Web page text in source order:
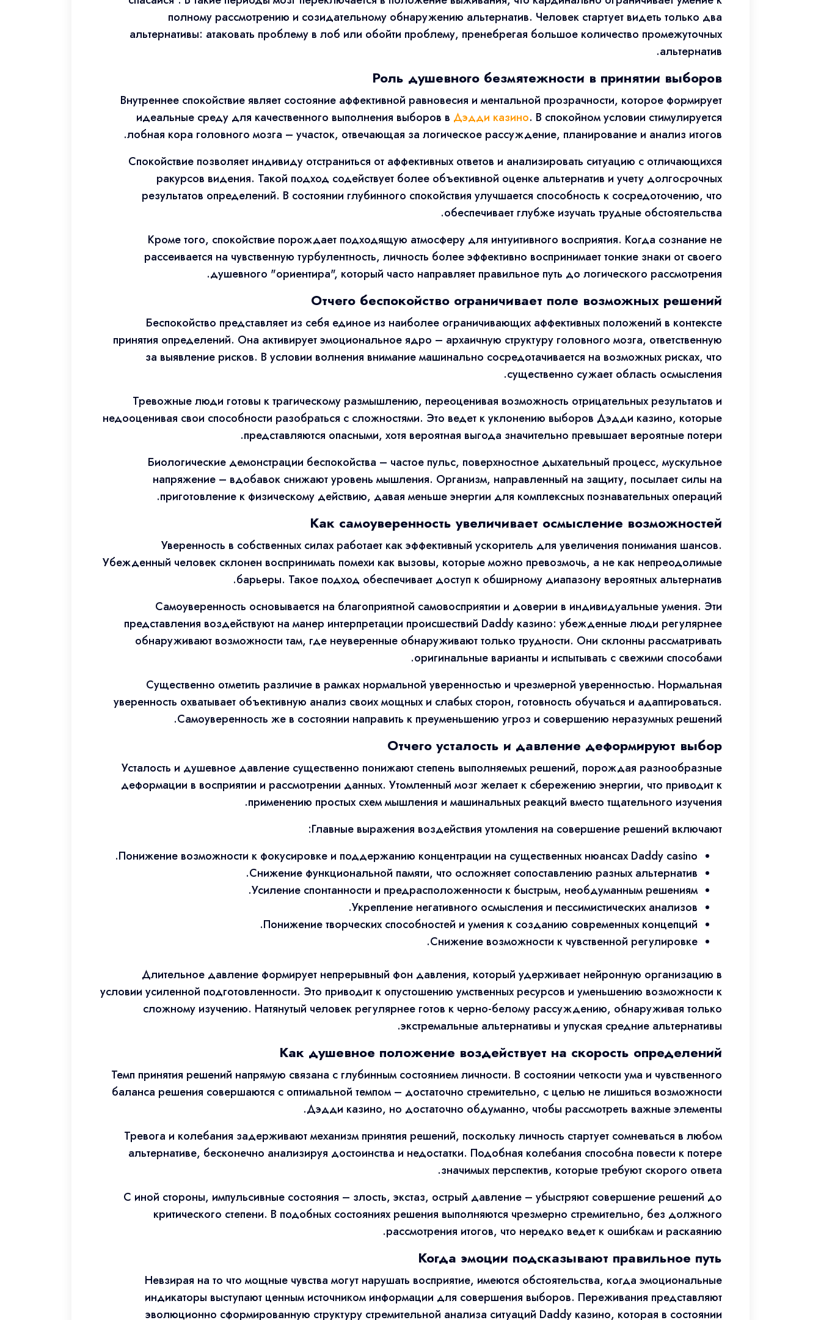
полному рассмотрению и созидательному обнаружению альтернатив. Человек стартует видеть только два
альтернативы: атаковать проблему в лоб или обойти проблему, пренебрегая большое количество промежуточных
альтернатив.
Роль душевного безмятежности в принятии выборов
Внутреннее спокойствие являет состояние аффективной равновесия и ментальной прозрачности, которое формирует
идеальные среду для качественного выполнения выборов в Дэдди казино. В спокойном условии стимулируется
лобная кора головного мозга – участок, отвечающая за логическое рассуждение, планирование и анализ итогов.
Спокойствие позволяет индивиду отстраниться от аффективных ответов и анализировать ситуацию с отличающихся
ракурсов видения. Такой подход содействует более объективной оценке альтернатив и учету долгосрочных
результатов определений. В состоянии глубинного спокойствия улучшается способность к сосредоточению, что
обеспечивает глубже изучать трудные обстоятельства.
Кроме того, спокойствие порождает подходящую атмосферу для интуитивного восприятия. Когда сознание не
рассеивается на чувственную турбулентность, личность более эффективно воспринимает тонкие знаки от своего
душевного "ориентира", который часто направляет правильное путь до логического рассмотрения.
Отчего беспокойство ограничивает поле возможных решений
Беспокойство представляет из себя единое из наиболее ограничивающих аффективных положений в контексте
принятия определений. Она активирует эмоциональное ядро – архаичную структуру головного мозга, ответственную
за выявление рисков. В условии волнения внимание машинально сосредотачивается на возможных рисках, что
существенно сужает область осмысления.
Тревожные люди готовы к трагическому размышлению, переоценивая возможность отрицательных результатов и
недооценивая свои способности разобраться с сложностями. Это ведет к уклонению выборов Дэдди казино, которые
представляются опасными, хотя вероятная выгода значительно превышает вероятные потери.
Биологические демонстрации беспокойства – частое пульс, поверхностное дыхательный процесс, мускульное
напряжение – вдобавок снижают уровень мышления. Организм, направленный на защиту, посылает силы на
приготовление к физическому действию, давая меньше энергии для комплексных познавательных операций.
Как самоуверенность увеличивает осмысление возможностей
Уверенность в собственных силах работает как эффективный ускоритель для увеличения понимания шансов.
Убежденный человек склонен воспринимать помехи как вызовы, которые можно превозмочь, а не как непреодолимые
барьеры. Такое подход обеспечивает доступ к обширному диапазону вероятных альтернатив.
Самоуверенность основывается на благоприятной самовосприятии и доверии в индивидуальные умения. Эти
представления воздействуют на манер интерпретации происшествий Daddy казино: убежденные люди регулярнее
обнаруживают возможности там, где неуверенные обнаруживают только трудности. Они склонны рассматривать
оригинальные варианты и испытывать с свежими способами.
Существенно отметить различие в рамках нормальной уверенностью и чрезмерной уверенностью. Нормальная
уверенность охватывает объективную анализ своих мощных и слабых сторон, готовность обучаться и адаптироваться.
Самоуверенность же в состоянии направить к преуменьшению угроз и совершению неразумных решений.
Отчего усталость и давление деформируют выбор
Усталость и душевное давление существенно понижают степень выполняемых решений, порождая разнообразные
деформации в восприятии и рассмотрении данных. Утомленный мозг желает к сбережению энергии, что приводит к
применению простых схем мышления и машинальных реакций вместо тщательного изучения.
Главные выражения воздействия утомления на совершение решений включают:
Понижение возможности к фокусировке и поддержанию концентрации на существенных нюансах Daddy casino.
Снижение функциональной памяти, что осложняет сопоставлению разных альтернатив.
Усиление спонтанности и предрасположенности к быстрым, необдуманным решениям.
Укрепление негативного осмысления и пессимистических анализов.
Понижение творческих способностей и умения к созданию современных концепций.
Снижение возможности к чувственной регулировке.
Длительное давление формирует непрерывный фон давления, который удерживает нейронную организацию в
условии усиленной подготовленности. Это приводит к опустошению умственных ресурсов и уменьшению возможности к
сложному изучению. Натянутый человек регулярнее готов к черно-белому рассуждению, обнаруживая только
экстремальные альтернативы и упуская средние альтернативы.
Как душевное положение воздействует на скорость определений
Темп принятия решений напрямую связана с глубинным состоянием личности. В состоянии четкости ума и чувственного
баланса решения совершаются с оптимальной темпом – достаточно стремительно, с целью не лишиться возможности
Дэдди казино, но достаточно обдуманно, чтобы рассмотреть важные элементы.
Тревога и колебания задерживают механизм принятия решений, поскольку личность стартует сомневаться в любом
альтернативе, бесконечно анализируя достоинства и недостатки. Подобная колебания способна повести к потере
значимых перспектив, которые требуют скорого ответа.
С иной стороны, импульсивные состояния – злость, экстаз, острый давление – убыстряют совершение решений до
критического степени. В подобных состояниях решения выполняются чрезмерно стремительно, без должного
рассмотрения итогов, что нередко ведет к ошибкам и раскаянию.
Когда эмоции подсказывают правильное путь
Невзирая на то что мощные чувства могут нарушать восприятие, имеются обстоятельства, когда эмоциональные
индикаторы выступают ценным источником информации для совершения выборов. Переживания представляют
эволюционно сформированную структуру стремительной анализа ситуаций Daddy казино, которая в состоянии